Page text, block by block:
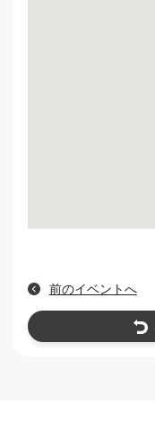
前のイベントへ